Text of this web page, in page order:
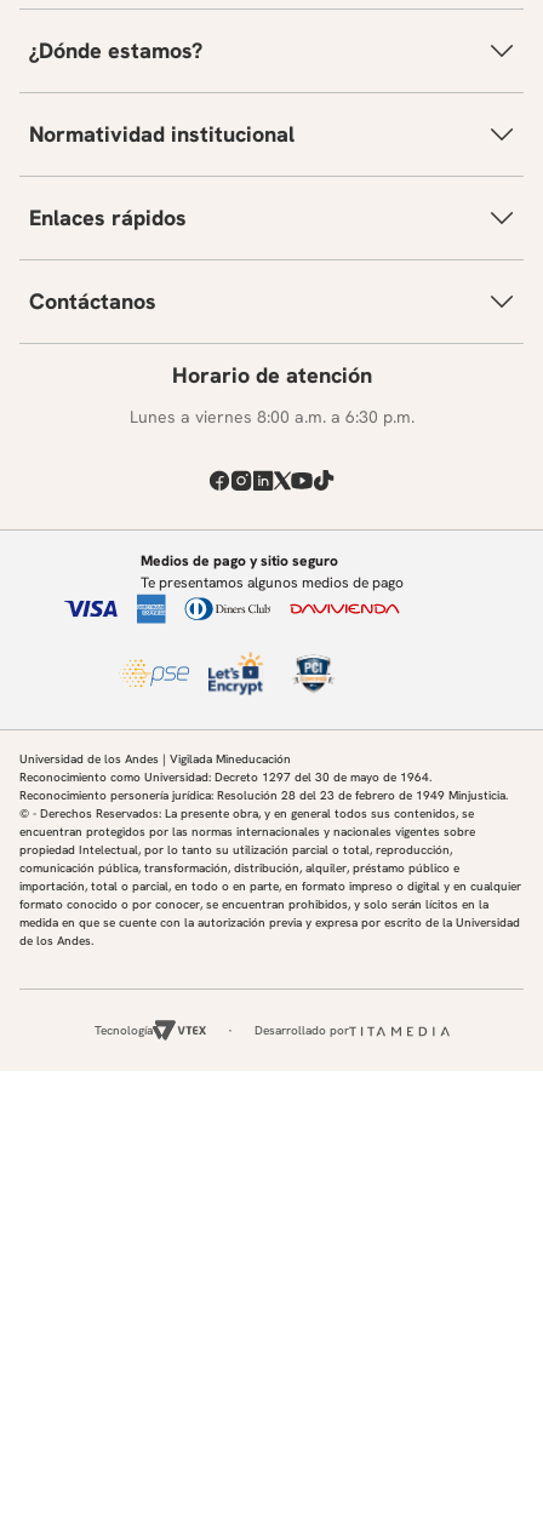
¿Dónde estamos?
Normatividad institucional
Enlaces rápidos
Contáctanos
Horario de atención
Lunes a viernes 8:00 a.m. a 6:30 p.m.
Medios de pago y sitio seguro
Te presentamos algunos medios de pago
Universidad de los Andes | Vigilada Mineducación
Reconocimiento como Universidad: Decreto 1297 del 30 de mayo de 1964.
Reconocimiento personería jurídica: Resolución 28 del 23 de febrero de 1949 Minjusticia.
© - Derechos Reservados: La presente obra, y en general todos sus contenidos, se
encuentran protegidos por las normas internacionales y nacionales vigentes sobre
propiedad Intelectual, por lo tanto su utilización parcial o total, reproducción,
comunicación pública, transformación, distribución, alquiler, préstamo público e
importación, total o parcial, en todo o en parte, en formato impreso o digital y en cualquier
formato conocido o por conocer, se encuentran prohibidos, y solo serán lícitos en la
medida en que se cuente con la autorización previa y expresa por escrito de la Universidad
de los Andes.
Tecnología Desarrollado por